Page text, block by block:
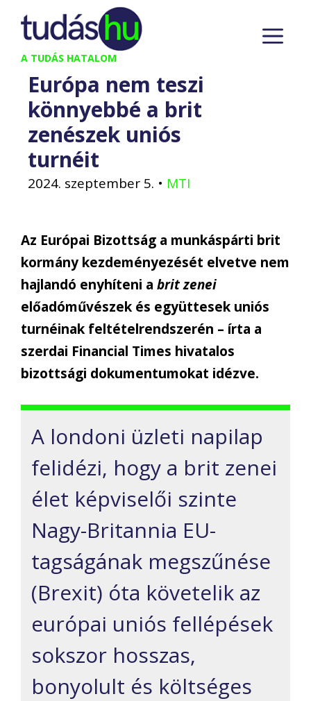
Kilépés
tartalomba
A TUDÁS HATALOM
Európa nem teszi
könnyebbé a brit
zenészek uniós
turnéit
2024. szeptember 5. • MTI
Az Európai Bizottság a munkáspárti brit
kormány kezdeményezését elvetve nem
hajlandó enyhíteni a brit zenei
előadóművészek és együttesek uniós
turnéinak feltételrendszerén – írta a
szerdai Financial Times hivatalos
bizottsági dokumentumokat idézve.
A londoni üzleti napilap
felidézi, hogy a brit zenei
élet képviselői szinte
Nagy-Britannia EU-
tagságának megszűnése
(Brexit) óta követelik az
európai uniós fellépések
sokszor hosszas,
bonyolult és költséges